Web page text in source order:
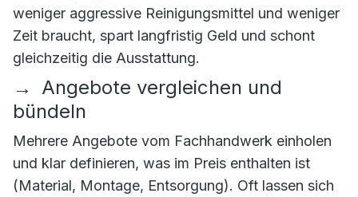
weniger aggressive Reinigungsmittel und weniger
Zeit braucht, spart langfristig Geld und schont
gleichzeitig die Ausstattung.
→ Angebote vergleichen und
bündeln
Mehrere Angebote vom Fachhandwerk einholen
und klar definieren, was im Preis enthalten ist
(Material, Montage, Entsorgung). Oft lassen sich